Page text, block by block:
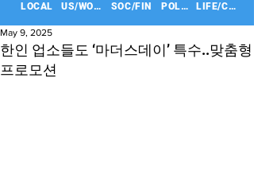
LOCAL US/WORLD SOC/FIN POLITICS LIFE/CULT
한인 업소들도 ‘마더스데이’ 특수..맞춤형
프로모션
May 9, 2025